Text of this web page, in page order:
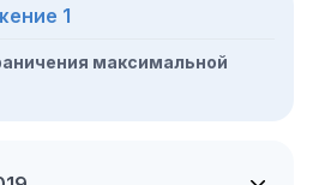
1
максимальной